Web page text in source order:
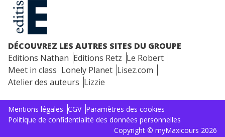
DÉCOUVREZ LES AUTRES SITES DU GROUPE
Editions Nathan Editions Retz Le Robert
Meet in class Lonely Planet Lisez.com
Atelier des auteurs Lizzie
Mentions légales CGV Paramètres des cookies
Politique de confidentialité des données personnelles
Copyright © myMaxicours 2026